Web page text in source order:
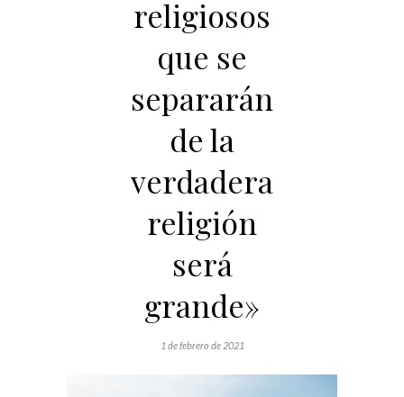
religiosos
que se
separarán
de la
verdadera
religión
será
grande»
1 de febrero de 2021